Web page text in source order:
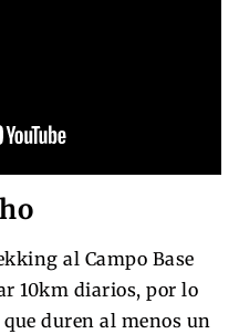
al Campo Base
10km diarios, por lo
duren al menos un